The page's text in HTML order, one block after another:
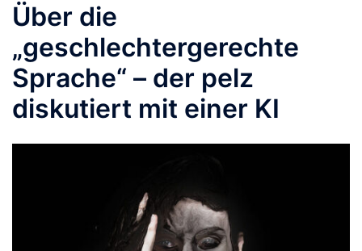
Über die
„geschlechtergerechte
Sprache“ – der pelz
diskutiert mit einer KI